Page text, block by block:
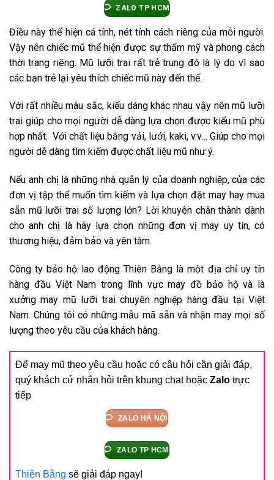
ZALO TP HCM
Điều này thể hiện cá tính, nét tính cách riêng của mỗi người.
Vậy nên chiếc mũ thể hiện được sự thẩm mỹ và phong cách
thời trang riêng. Mũ lưỡi trai rất trẻ trung đó là lý do vì sao
các bạn trẻ lại yêu thích chiếc mũ này đến thế.
Với rất nhiều màu sắc, kiểu dáng khác nhau vậy nên mũ lưỡi
trai giúp cho mọi người dễ dàng lựa chọn được kiểu mũ phù
hợp nhất. Với chất liệu bằng vải, lưới, kaki, v.v… Giúp cho mọi
người dễ dàng tìm kiếm được chất liệu mũ như ý.
Nếu anh chị là những nhà quản lý của doanh nghiệp, của các
đơn vị tập thể muốn tìm kiếm và lựa chọn đặt may hay mua
sẵn mũ lưỡi trai số lượng lớn? Lời khuyên chân thành dành
cho anh chị là hãy lựa chọn những đơn vị may uy tín, có
thương hiệu, đảm bảo và yên tâm.
Công ty bảo hộ lao động Thiên Bằng là một địa chỉ uy tín
hàng đầu Việt Nam trong lĩnh vực may đồ bảo hộ và là
xưởng may mũ lưỡi trai chuyên nghiệp hàng đầu tại Việt
Nam. Chúng tôi có những mẫu mã sẵn và nhận may mọi số
lượng theo yêu cầu của khách hàng.
Để may mũ theo yêu cầu hoặc có câu hỏi cần giải đáp,
quý khách cứ nhắn hỏi trên khung chat hoặc Zalo trực
tiếp
ZALO HÀ NỘI
ZALO TP HCM
Thiên Bằng sẽ giải đáp ngay!